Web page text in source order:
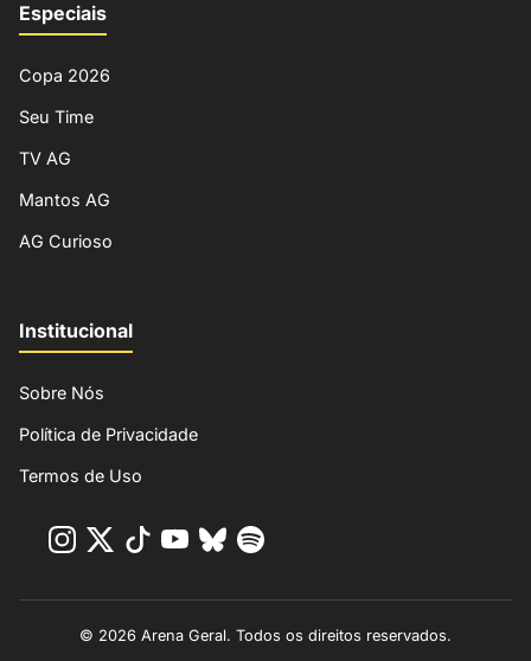
Especiais
Copa 2026
Seu Time
TV AG
Mantos AG
AG Curioso
Institucional
Sobre Nós
Política de Privacidade
Termos de Uso
© 2026 Arena Geral. Todos os direitos reservados.